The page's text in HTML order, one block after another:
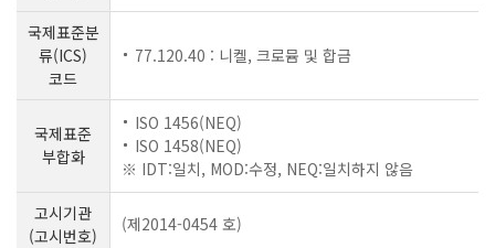
국제표준분
류(ICS)
코드
77.120.40 : 니켈, 크로뮴 및 합금
국제표준
부합화
ISO 1456(NEQ)
ISO 1458(NEQ)
※ IDT:일치, MOD:수정, NEQ:일치하지 않음
고시기관
(고시번호)
(제2014-0454 호)